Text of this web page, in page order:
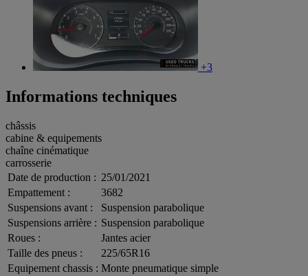
+3
Informations techniques
châssis
cabine & equipements
chaîne cinématique
carrosserie
Date de production : 25/01/2021
Empattement :
3682
Suspensions avant :
Suspension parabolique
Suspensions arrière : Suspension parabolique
Roues :
Jantes acier
Taille des pneus :
225/65R16
Equipement chassis : Monte pneumatique simple